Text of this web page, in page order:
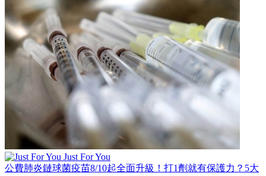
Just For You
公費肺炎鏈球菌疫苗8/10起全面升級！打1劑就有保護力？5大